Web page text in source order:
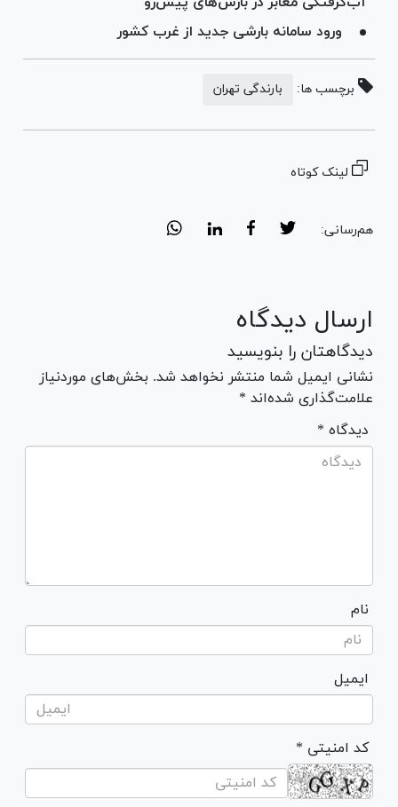
ورود سامانه بارشی جدید از غرب کشور
برچسب ها: بارندگی تهران
لینک کوتاه
هم‌رسانی:
ارسال دیدگاه
دیدگاهتان را بنویسید
نشانی ایمیل شما منتشر نخواهد شد. بخش‌های موردنیاز
علامت‌گذاری شده‌اند *
* دیدگاه
نام
ایمیل
* کد امنیتی